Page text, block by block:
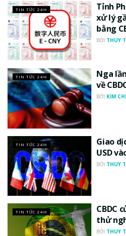
TIN TỨC 24H
Tỉnh
xử lý
bằng
BỞI THUY
TIN TỨC 24H
Nga
về
BỞI KIM CHI
TIN TỨC 24H
Giao
USD
BỞI THUY
TIN TỨC 24H
CBDC
thử
BỞI THUY